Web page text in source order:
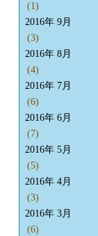
(1)
2016年 9月
(3)
2016年 8月
(4)
2016年 7月
(6)
2016年 6月
(7)
2016年 5月
(5)
2016年 4月
(3)
2016年 3月
(6)